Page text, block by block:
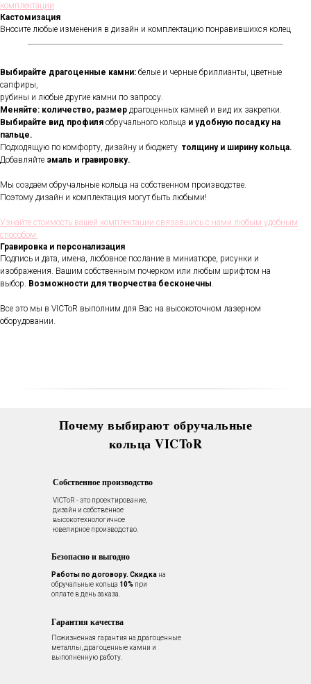
комплектации
Кастомизация
Вносите любые изменения в дизайн и комплектацию понравившихся колец
Выбирайте драгоценные камни: белые и черные бриллианты, цветные
сапфиры,
рубины и любые другие камни по запросу.
Меняйте: количество, размер драгоценных камней и вид их закрепки.
Выбирайте вид профиля обручального кольца и удобную посадку на
пальце.
Подходящую по комфорту, дизайну и бюджету толщину и ширину кольца.
Добавляйте эмаль и гравировку.
Мы создаем обручальные кольца на собственном производстве.
Поэтому дизайн и комплектация могут быть любыми!
Узнайте стоимость вашей комплектации связавшись с нами любым удобным
способом
Гравировка и персонализация
Подпись и дата, имена, любовное послание в миниатюре, рисунки и
изображения. Вашим собственным почерком или любым шрифтом на
выбор. Возможности для творчества бесконечны.
Все это мы в VICToR выполним для Вас на высокоточном лазерном
оборудовании.
VICToR - это проектирование,
дизайн и собственное
высокотехнологичное
ювелирное производство.
Работы по договору. Скидка на
обручальные кольца 10% при
оплате в день заказа.
Собственное производство
Безопасно и выгодно
Гарантия качества
Пожизненная гарантия на драгоценные
металлы, драгоценные камни и
выполненную работу.
Почему выбирают обручальные
кольца VICToR
В течении всего срока службы
обручальных колец, мы будем
чистка, полировка, изменение